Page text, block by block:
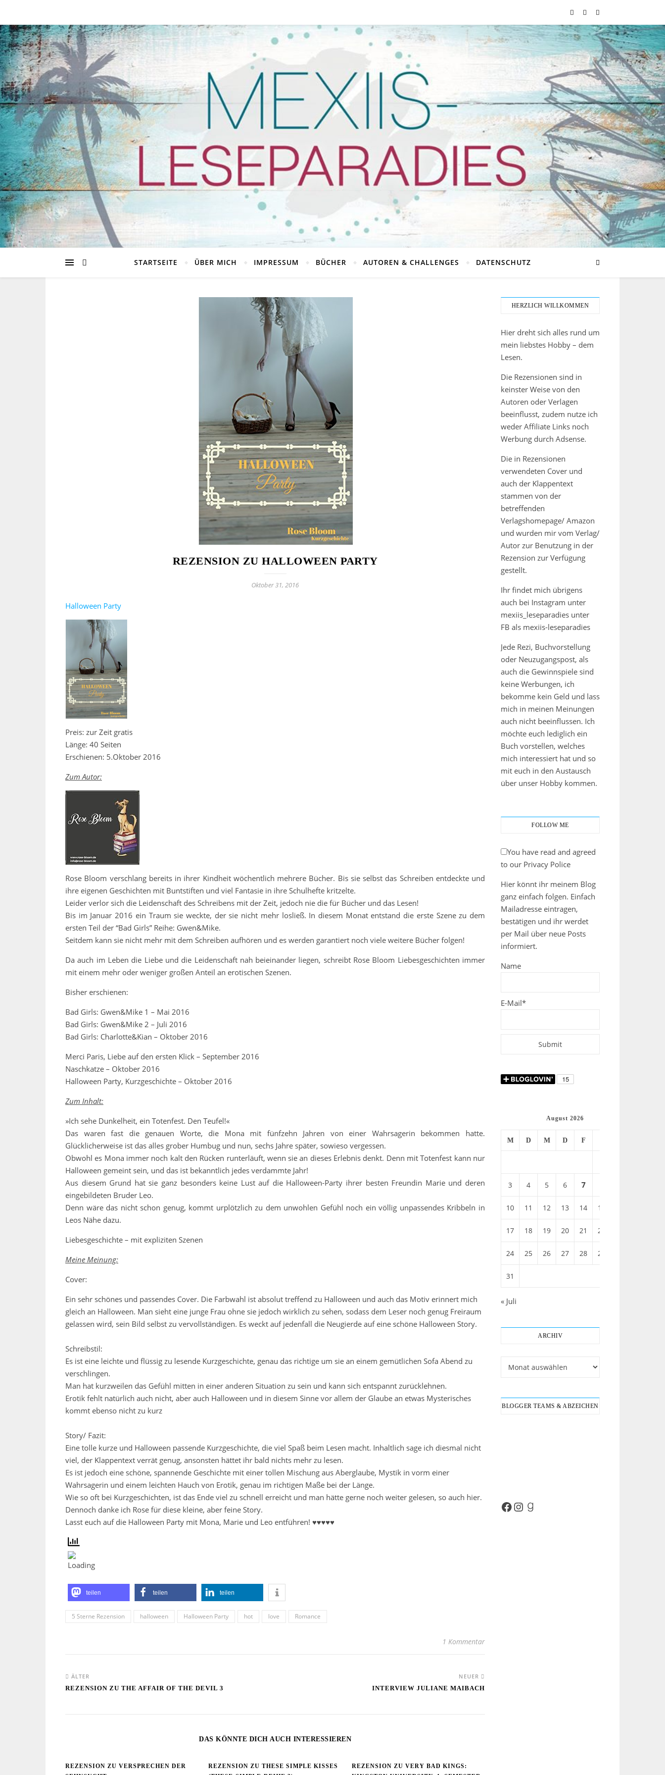
STARTSEITE ÜBER MICH IMPRESSUM BÜCHER AUTOREN & CHALLENGES DATENSCHUTZ
REZENSION ZU HALLOWEEN PARTY
Oktober 31, 2016
Halloween Party
Preis: zur Zeit gratis
Länge: 40 Seiten
Erschienen: 5.Oktober 2016
Zum Autor:
Rose Bloom verschlang bereits in ihrer Kindheit wöchentlich mehrere Bücher. Bis sie selbst das Schreiben entdeckte und
ihre eigenen Geschichten mit Buntstiften und viel Fantasie in ihre Schulhefte kritzelte.
Leider verlor sich die Leidenschaft des Schreibens mit der Zeit, jedoch nie die für Bücher und das Lesen!
Bis im Januar 2016 ein Traum sie weckte, der sie nicht mehr losließ. In diesem Monat entstand die erste Szene zu dem
ersten Teil der “Bad Girls” Reihe: Gwen&Mike.
Seitdem kann sie nicht mehr mit dem Schreiben aufhören und es werden garantiert noch viele weitere Bücher folgen!
Da auch im Leben die Liebe und die Leidenschaft nah beieinander liegen, schreibt Rose Bloom Liebesgeschichten immer
mit einem mehr oder weniger großen Anteil an erotischen Szenen.
Bisher erschienen:
Bad Girls: Gwen&Mike 1 – Mai 2016
Bad Girls: Gwen&Mike 2 – Juli 2016
Bad Girls: Charlotte&Kian – Oktober 2016
Merci Paris, Liebe auf den ersten Klick – September 2016
Naschkatze – Oktober 2016
Halloween Party, Kurzgeschichte – Oktober 2016
Zum Inhalt:
»Ich sehe Dunkelheit, ein Totenfest. Den Teufel!«
Das waren fast die genauen Worte, die Mona mit fünfzehn Jahren von einer Wahrsagerin bekommen hatte.
Glücklicherweise ist das alles grober Humbug und nun, sechs Jahre später, sowieso vergessen.
Obwohl es Mona immer noch kalt den Rücken runterläuft, wenn sie an dieses Erlebnis denkt. Denn mit Totenfest kann nur
Halloween gemeint sein, und das ist bekanntlich jedes verdammte Jahr!
Aus diesem Grund hat sie ganz besonders keine Lust auf die Halloween-Party ihrer besten Freundin Marie und deren
eingebildeten Bruder Leo.
Denn wäre das nicht schon genug, kommt urplötzlich zu dem unwohlen Gefühl noch ein völlig unpassendes Kribbeln in
Leos Nähe dazu.
Liebesgeschichte – mit expliziten Szenen
Meine Meinung:
Cover:
Ein sehr schönes und passendes Cover. Die Farbwahl ist absolut treffend zu Halloween und auch das Motiv erinnert mich
gleich an Halloween. Man sieht eine junge Frau ohne sie jedoch wirklich zu sehen, sodass dem Leser noch genug Freiraum
gelassen wird, sein Bild selbst zu vervollständigen. Es weckt auf jedenfall die Neugierde auf eine schöne Halloween Story.
Schreibstil:
Es ist eine leichte und flüssig zu lesende Kurzgeschichte, genau das richtige um sie an einem gemütlichen Sofa Abend zu
verschlingen.
Man hat kurzweilen das Gefühl mitten in einer anderen Situation zu sein und kann sich entspannt zurücklehnen.
Erotik fehlt natürlich auch nicht, aber auch Halloween und in diesem Sinne vor allem der Glaube an etwas Mysterisches
kommt ebenso nicht zu kurz
Story/ Fazit:
Eine tolle kurze und Halloween passende Kurzgeschichte, die viel Spaß beim Lesen macht. Inhaltlich sage ich diesmal nicht
viel, der Klappentext verrät genug, ansonsten hättet ihr bald nichts mehr zu lesen.
Es ist jedoch eine schöne, spannende Geschichte mit einer tollen Mischung aus Aberglaube, Mystik in vorm einer
Wahrsagerin und einem leichten Hauch von Erotik, genau im richtigen Maße bei der Länge.
Wie so oft bei Kurzgeschichten, ist das Ende viel zu schnell erreicht und man hätte gerne noch weiter gelesen, so auch hier.
Dennoch danke ich Rose für diese kleine, aber feine Story.
Lasst euch auf die Halloween Party mit Mona, Marie und Leo entführen! ♥♥♥♥♥
teilen teilen teilen
5 Sterne Rezension halloween Halloween Party hot love Romance
1 Kommentar
ÄLTER
REZENSION ZU THE AFFAIR OF THE DEVIL 3
NEUER
INTERVIEW JULIANE MAIBACH
DAS KÖNNTE DICH AUCH INTERESSIEREN
REZENSION ZU VERSPRECHEN DER
REZENSION ZU THESE SIMPLE KISSES
REZENSION ZU VERY BAD KINGS:
HERZLICH WILLKOMMEN
Hier dreht sich alles rund um
mein liebstes Hobby – dem
Lesen.
Die Rezensionen sind in
keinster Weise von den
Autoren oder Verlagen
beeinflusst, zudem nutze ich
weder Affiliate Links noch
Werbung durch Adsense.
Die in Rezensionen
verwendeten Cover und
auch der Klappentext
stammen von der
betreffenden
Verlagshomepage/ Amazon
und wurden mir vom Verlag/
Autor zur Benutzung in der
Rezension zur Verfügung
gestellt.
Ihr findet mich übrigens
auch bei Instagram unter
mexiis_leseparadies unter
FB als mexiis-leseparadies
Jede Rezi, Buchvorstellung
oder Neuzugangspost, als
auch die Gewinnspiele sind
keine Werbungen, ich
bekomme kein Geld und lass
mich in meinen Meinungen
auch nicht beeinflussen. Ich
möchte euch lediglich ein
Buch vorstellen, welches
mich interessiert hat und so
mit euch in den Austausch
über unser Hobby kommen.
FOLLOW ME
You have read and agreed
to our Privacy Police
Hier könnt ihr meinem Blog
ganz einfach folgen. Einfach
Mailadresse eintragen,
bestätigen und ihr werdet
per Mail über neue Posts
informiert.
Name
E-Mail*
August 2026
M D M D F
3 4 5 6 7
10 11 12 13 14 15
17 18 19 20 21 22
24 25 26 27 28 29
31
« Juli
ARCHIV
BLOGGER TEAMS & ABZEICHEN
Facebook
Instagram
Goodreads